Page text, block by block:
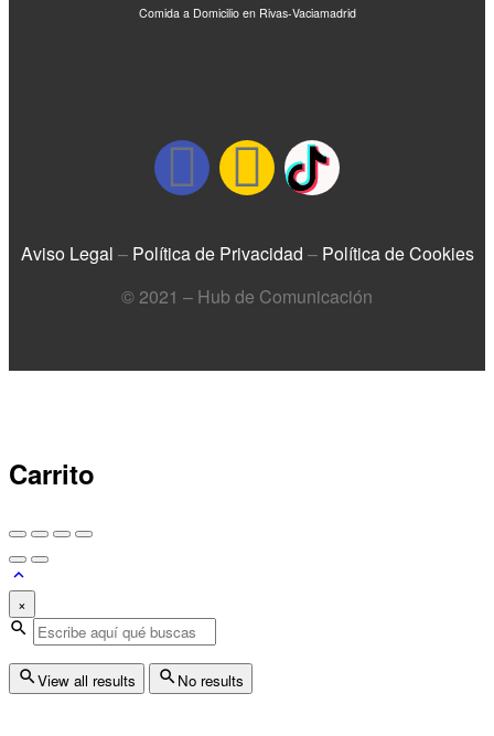
Comida a Domicilio en Rivas-Vaciamadrid
Aviso Legal – Política de Privacidad – Política de Cookies
© 2021 – Hub de Comunicación
Carrito
×
View all results No results